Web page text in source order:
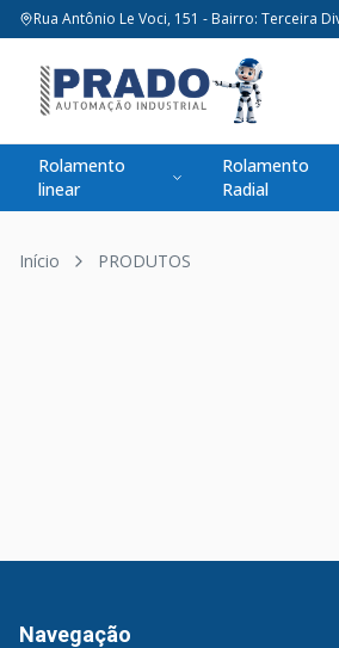
Rua Antônio Le Voci, 151 - Bairro: Terceira
Rolamento
linear
Rolamento
Radial
Início PRODUTOS
Navegação